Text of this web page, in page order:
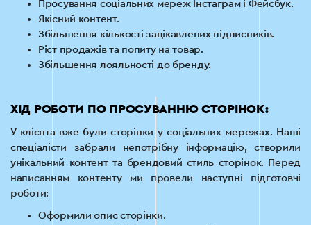
Просування соціальних мереж Інстаграм і Фейсбук.
Якісний контент.
Збільшення кількості зацікавлених підписників.
Ріст продажів та попиту на товар.
Збільшення лояльності до бренду.
ХІД РОБОТИ ПО ПРОСУВАННЮ СТОРІНОК:
У клієнта вже були сторінки у соціальних мережах. Наші
спеціалісти забрали непотрібну інформацію, створили
унікальний контент та брендовий стиль сторінок. Перед
написанням контенту ми провели наступні підготовчі
роботи:
Оформили опис сторінки.